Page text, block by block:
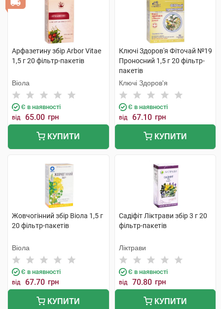
Арфазетину збір Arbor Vitae
1,5 г 20 фільтр-пакетів
Віола
Є в наявності
від 65.00 грн
КУПИТИ
Ключі Здоров'я Фіточай №19
Проносний 1,5 г 20 фільтр-
пакетів
Ключі Здоров'я
Є в наявності
від 67.10 грн
КУПИТИ
Жовчогінний збір Віола 1,5 г
20 фільтр-пакетів
Віола
Є в наявності
від 67.70 грн
КУПИТИ
Садіфіт Ліктрави збір 3 г 20
фільтр-пакетів
Ліктрави
Є в наявності
від 70.80 грн
КУПИТИ